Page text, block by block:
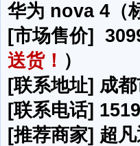
华为 nova 4（
[市场售价]
送货！ ）
[联系地址] 成
[联系电话]
[推荐商家] 超